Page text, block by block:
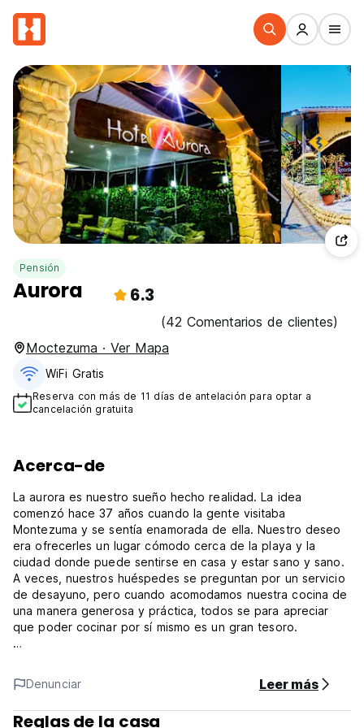
Pensión
Aurora 6.3
(42 Comentarios de clientes)
Moctezuma · Ver Mapa
WiFi Gratis
Reserva con más de 11 días de antelación para optar a
cancelación gratuita
Acerca-de
La aurora es nuestro sueño hecho realidad. La idea
comenzó hace 37 años cuando la gente visitaba
Montezuma y se sentía enamorada de ella. Nuestro deseo
era ofrecerles un lugar cómodo cerca de la playa y la
ciudad donde puede sentirse en casa y estar sano y sano.
A veces, nuestros huéspedes se preguntan por un servicio
de desayuno, pero cuando acomodamos nuestra cocina de
una manera generosa y práctica, todos se para apreciar
que poder cocinar por sí mismo es un gran tesoro.
cafetera. Tratamos de mantener precios muy bajos en el
presupuesto, así que comprenda que la habitación incluye
solo agua tibia, un refrigerador, cafetera, sábanas limpias,
toalla, un ventilador y puede usar nuestra cocina
Denunciar Leer más
Reglas de la casa